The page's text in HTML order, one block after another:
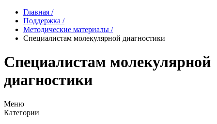
Главная /
Поддержка /
Методические материалы /
Специалистам молекулярной диагностики
Специалистам молекулярной
диагностики
Меню
Категории